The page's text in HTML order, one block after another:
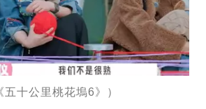
五十公里桃花塢6》）